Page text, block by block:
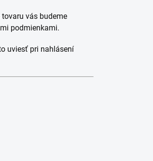
vás budeme
podmienkami.
uviesť pri nahlásení